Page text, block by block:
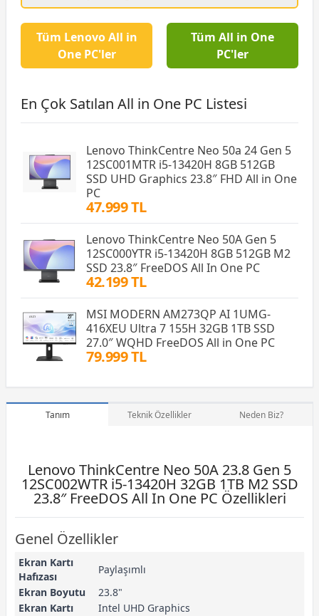
Tüm Lenovo All in
One PC'ler
Tüm All in One
PC'ler
En Çok Satılan All in One PC Listesi
Lenovo ThinkCentre Neo 50a 24 Gen 5
12SC001MTR i5-13420H 8GB 512GB
SSD UHD Graphics 23.8″ FHD All in One
PC
47.999 TL
Lenovo ThinkCentre Neo 50A Gen 5
12SC000YTR i5-13420H 8GB 512GB M2
SSD 23.8″ FreeDOS All In One PC
42.199 TL
MSI MODERN AM273QP AI 1UMG-
416XEU Ultra 7 155H 32GB 1TB SSD
27.0″ WQHD FreeDOS All in One PC
79.999 TL
Tanım Teknik Özellikler Neden Biz?
Lenovo ThinkCentre Neo 50A 23.8 Gen 5
12SC002WTR i5-13420H 32GB 1TB M2 SSD
23.8″ FreeDOS All In One PC Özellikleri
Genel Özellikler
Ekran Kartı
Hafızası
Paylaşımlı
Ekran Boyutu
23.8"
Ekran Kartı
Intel UHD Graphics